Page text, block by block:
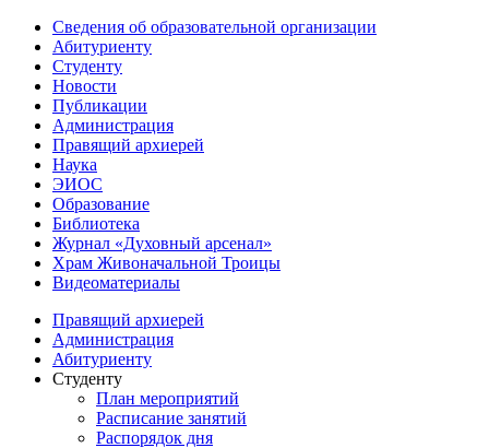
Сведения об образовательной организации
Абитуриенту
Студенту
Новости
Публикации
Администрация
Правящий архиерей
Наука
ЭИОС
Образование
Библиотека
Журнал «Духовный арсенал»
Храм Живоначальной Троицы
Видеоматериалы
Правящий архиерей
Администрация
Абитуриенту
Студенту
План мероприятий
Расписание занятий
Распорядок дня